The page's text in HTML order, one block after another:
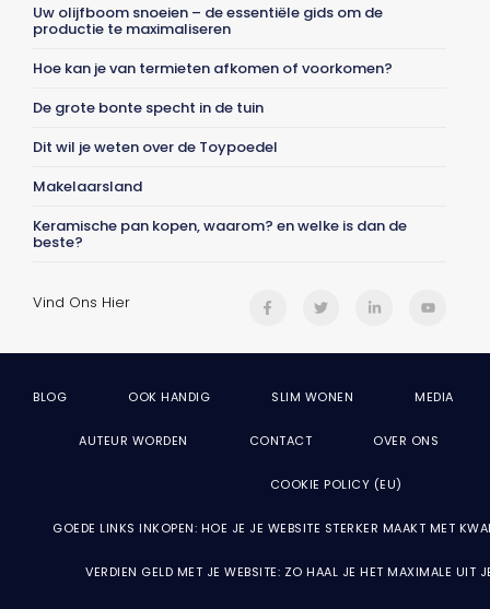
Uw olijfboom snoeien – de essentiële gids om de
productie te maximaliseren
Hoe kan je van termieten afkomen of voorkomen?
De grote bonte specht in de tuin
Dit wil je weten over de Toypoedel
Makelaarsland
Keramische pan kopen, waarom? en welke is dan de
beste?
Vind Ons Hier
BLOG OOK HANDIG SLIM WONEN MEDIA
AUTEUR WORDEN CONTACT OVER ONS
COOKIE POLICY (EU)
GOEDE LINKS INKOPEN: HOE JE JE WEBSITE STERKER MAAKT MET
VERDIEN GELD MET JE WEBSITE: ZO HAAL JE HET MAXIMALE UIT